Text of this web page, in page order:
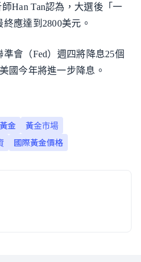
Han Tan認為，大選後「一
應達到2800美元。
會（Fed）週四將降息25個
國今年將進一步降息。
金
黃金市場
國際黃金價格